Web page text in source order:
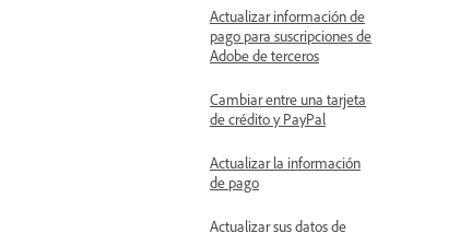
Actualizar información de
pago para suscripciones de
Adobe de terceros
Cambiar entre una tarjeta
de crédito y PayPal
Actualizar la información
de pago
Actualizar sus datos de